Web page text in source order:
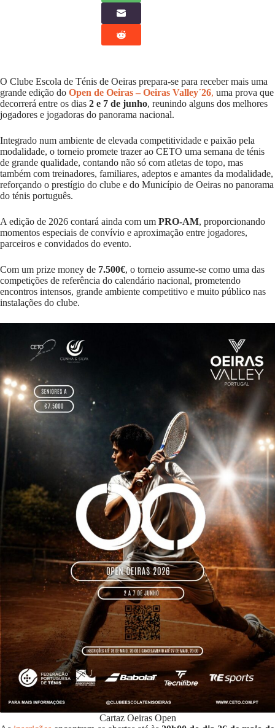
O Clube Escola de Ténis de Oeiras prepara-se para receber mais uma
grande edição do Open de Oeiras – Oeiras Valley´26, uma prova que
decorrerá entre os dias 2 e 7 de junho, reunindo alguns dos melhores
jogadores e jogadoras do panorama nacional.
Integrado num ambiente de elevada competitividade e paixão pela
modalidade, o torneio promete trazer ao CETO uma semana de ténis
de grande qualidade, contando não só com atletas de topo, mas
também com treinadores, familiares, adeptos e amantes da modalidade,
reforçando o prestígio do clube e do Município de Oeiras no panorama
do ténis português.
A edição de 2026 contará ainda com um PRO-AM, proporcionando
momentos especiais de convívio e aproximação entre jogadores,
parceiros e convidados do evento.
Com um prize money de 7.500€, o torneio assume-se como uma das
competições de referência do calendário nacional, prometendo
encontros intensos, grande ambiente competitivo e muito público nas
instalações do clube.
Cartaz Oeiras Open